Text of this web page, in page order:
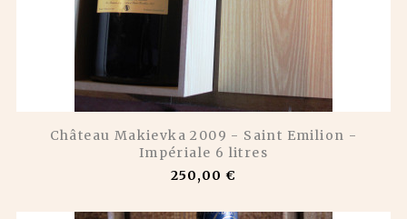
Château Makievka 2009 - Saint Emilion -
Impériale 6 litres
250,00 €